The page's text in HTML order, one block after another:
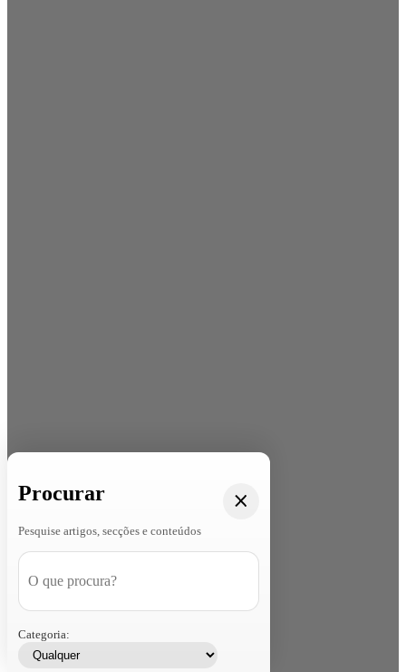
Procurar
Pesquise artigos, secções e conteúdos
Categoria: